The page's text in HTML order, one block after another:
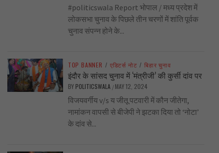
#politicswala Report भोपाल / मध्य प्रदेश में
लोकसभा चुनाव के पिछले तीन चरणों में शांति पूर्वक
चुनाव संपन्न होने के...
TOP BANNER / एडिटर्स नोट / बिहार चुनाव
इंदौर के सांसद चुनाव में ‘मंत्रीजी’ की कुर्सी दांव पर
BY POLITICSWALA / MAY 12, 2024
विजयवर्गीय v/s य जीतू पटवारी में कौन जीतेगा,
नामांकन वापसी से बीजेपी ने झटका दिया तो ‘नोटा’
के दांव से...